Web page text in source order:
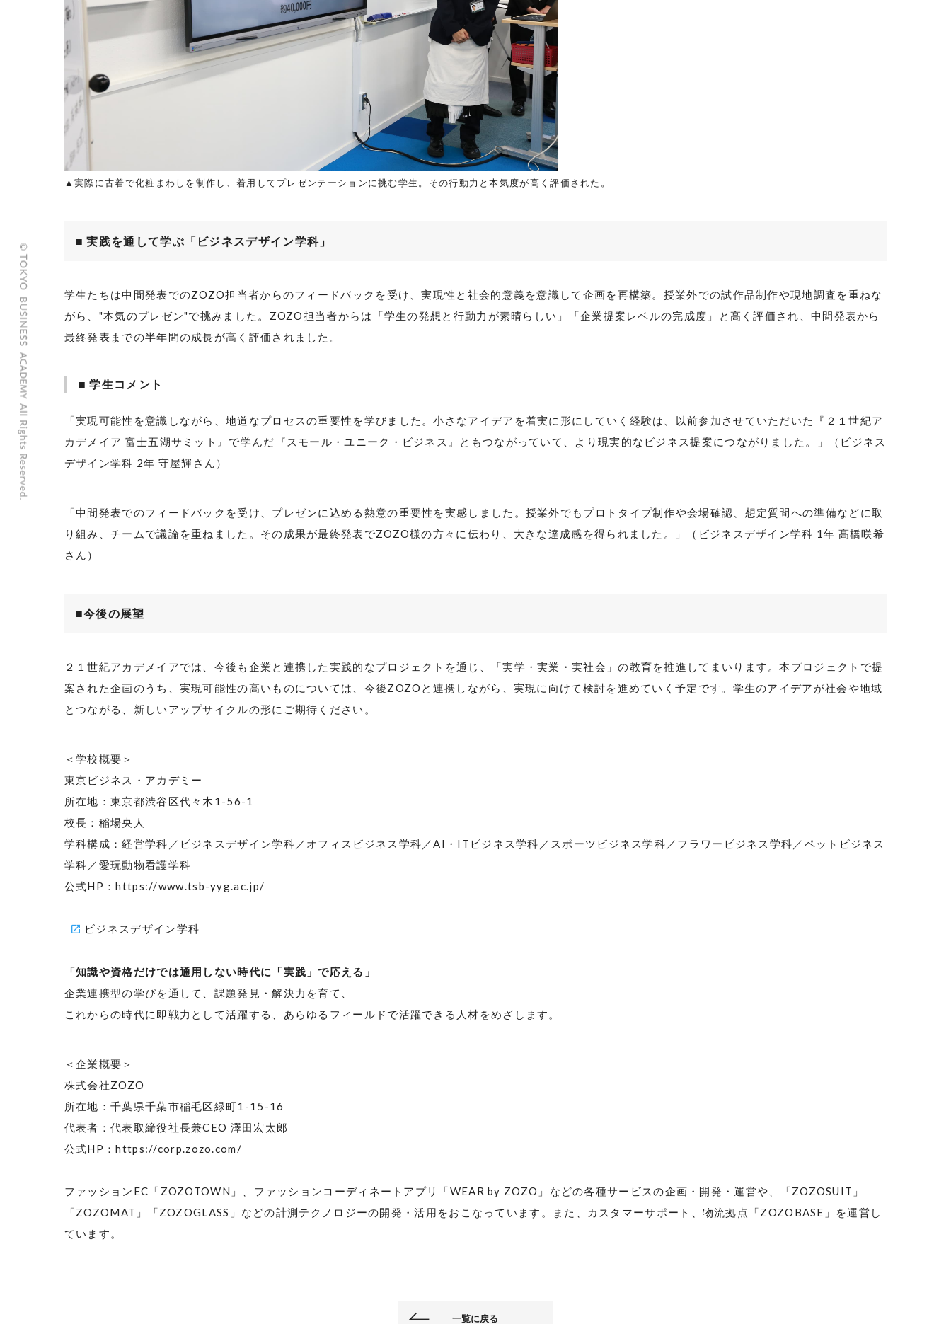
▲実際に古着で化粧まわしを制作し、着用してプレゼンテーションに挑む学生。その行動力と本気度が高く評価された。
■ 実践を通して学ぶ「ビジネスデザイン学科」
学生たちは中間発表でのZOZO担当者からのフィードバックを受け、実現性と社会的意義を意識して企画を再構築。授業外での試作品制作や現地調査を重ねな
がら、 "本気のプレゼン"で挑みました。ZOZO担当者からは「学生の発想と行動力が素晴らしい」「企業提案レベルの完成度」と高く評価され、中間発表から
最終発表までの半年間の成長が高く評価されました。
■ 学生コメント
「実現可能性を意識しながら、地道なプロセスの重要性を学びました。小さなアイデアを着実に形にしていく経験は、以前参加させていただいた『２１世紀ア
カデメイア 富士五湖サミット』で学んだ『スモール・ユニーク・ビジネス』ともつながっていて、より現実的なビジネス提案につながりました。」（ビジネス
デザイン学科 2年 守屋輝さん）
「中間発表でのフィードバックを受け、プレゼンに込める熱意の重要性を実感しました。授業外でもプロトタイプ制作や会場確認、想定質問への準備などに取
り組み、チームで議論を重ねました。その成果が最終発表でZOZO様の方々に伝わり、大きな達成感を得られました。」（ビジネスデザイン学科 1年 髙橋咲希
さん）
■今後の展望
２１世紀アカデメイアでは、今後も企業と連携した実践的なプロジェクトを通じ、「実学・実業・実社会」の教育を推進してまいります。本プロジェクトで提
案された企画のうち、実現可能性の高いものについては、今後ZOZO と連携しながら、実現に向けて検討を進めていく予定です。学生のアイデアが社会や地域
とつながる、新しいアップサイクルの形にご期待ください。
＜学校概要＞
東京ビジネス・アカデミー
所在地：東京都渋谷区代々木 1-56-1
校長：稲場央人
学科構成：経営学科／ビジネスデザイン学科／オフィスビジネス学科／AI ・ IT ビジネス学科／スポーツビジネス学科／フラワービジネス学科／ペットビジネス
学科／愛玩動物看護学科
公式HP ：https://www.tsb-yyg.ac.jp/
ビジネスデザイン学科
「知識や資格だけでは通用しない時代に「実践」で応える」
企業連携型の学びを通して、課題発見・解決力を育て、
これからの時代に即戦力として活躍する、あらゆるフィールドで活躍できる人材をめざします。
＜企業概要＞
株式会社ZOZO
所在地：千葉県千葉市稲毛区緑町1-15-16
代表者：代表取締役社長兼CEO 澤田宏太郎
公式HP ：https://corp.zozo.com/
ファッション EC 「 ZOZOTOWN 」、ファッションコーディネートアプリ「WEARby ZOZO 」などの各種サービスの企画・開発・運営や、「ZOZOSUIT 」
「ZOZOMAT 」「ZOZOGLASS 」などの計測テクノロジーの開発・活用をおこなっています。また、カスタマーサポート、物流拠点「ZOZOBASE 」を運営し
ています。
一覧に戻る